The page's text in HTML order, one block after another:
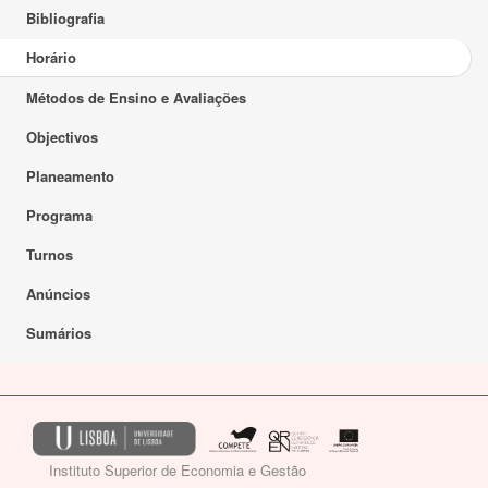
Bibliografia
Horário
Métodos de Ensino e Avaliações
Objectivos
Planeamento
Programa
Turnos
Anúncios
Sumários
Instituto Superior de Economia e Gestão